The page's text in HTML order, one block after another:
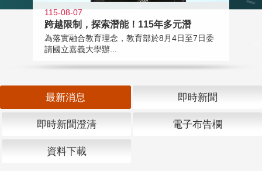
115-08-07
跨越限制，探索潛能！115年多元潛
為落實融合教育理念，教育部於8月4日至7日委
請國立嘉義大學辦...
最新消息 即時新聞
即時新聞澄清 電子布告欄
資料下載